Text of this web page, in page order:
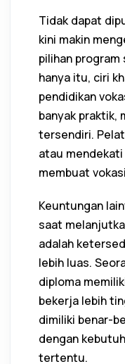
Tidak dapat
kini makin
pilihan
hanya itu, ciri
pendidikan
banyak praktik,
tersendiri.
atau
membuat
Keuntungan
saat
adalah
lebih luas.
diploma
bekerja lebih
dimiliki benar-
dengan
tertentu.